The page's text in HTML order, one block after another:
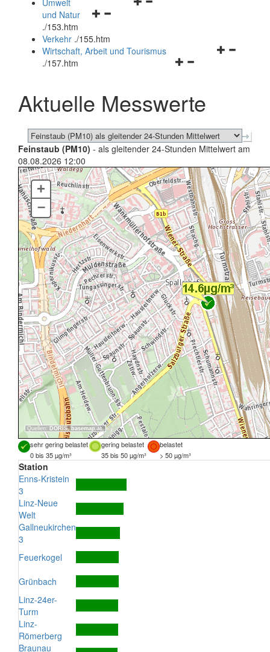
Navigationsmenü
und
schließen
Umwelt
und Natur
./153.htm
Verkehr ./155.htm
Navigationsmenü
schließen
Wirtschaft, Arbeit und Tourismus
./157.htm
Aktuelle Messwerte
Feinstaub (PM10) - als gleitender 24-Stunden Mittelwert am
08.08.2026 12:00
Quellen: DORIS, basemap.at
+
–
sehr gering belastet gering belastet
belastet
0 bis 35 µg/m³
35 bis 50 µg/m³ > 50 µg/m³
Station
Enns-Kristein
3
Linz-Neue
Welt
Gallneukirchen
3
Feuerkogel
Grünbach
Linz-24er-
Turm
Linz-
Römerberg
Braunau